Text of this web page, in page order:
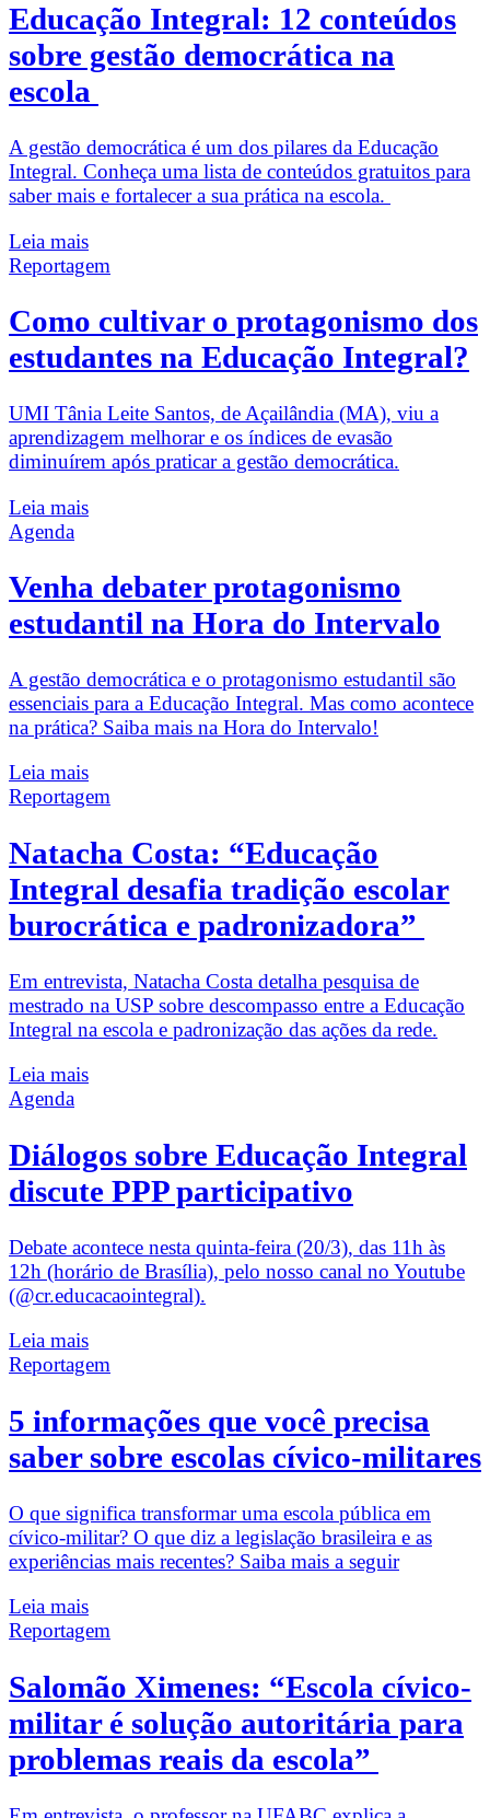
Educação Integral: 12 conteúdos
sobre gestão democrática na
escola
A gestão democrática é um dos pilares da Educação
Integral. Conheça uma lista de conteúdos gratuitos para
saber mais e fortalecer a sua prática na escola.
Leia mais
Reportagem
Como cultivar o protagonismo dos
estudantes na Educação Integral?
UMI Tânia Leite Santos, de Açailândia (MA), viu a
aprendizagem melhorar e os índices de evasão
diminuírem após praticar a gestão democrática.
Leia mais
Agenda
Venha debater protagonismo
estudantil na Hora do Intervalo
A gestão democrática e o protagonismo estudantil são
essenciais para a Educação Integral. Mas como acontece
na prática? Saiba mais na Hora do Intervalo!
Leia mais
Reportagem
Natacha Costa: “Educação
Integral desafia tradição escolar
burocrática e padronizadora”
Em entrevista, Natacha Costa detalha pesquisa de
mestrado na USP sobre descompasso entre a Educação
Integral na escola e padronização das ações da rede.
Leia mais
Agenda
Diálogos sobre Educação Integral
discute PPP participativo
Debate acontece nesta quinta-feira (20/3), das 11h às
12h (horário de Brasília), pelo nosso canal no Youtube
(@cr.educacaointegral).
Leia mais
Reportagem
5 informações que você precisa
saber sobre escolas cívico-militares
O que significa transformar uma escola pública em
cívico-militar? O que diz a legislação brasileira e as
experiências mais recentes? Saiba mais a seguir
Leia mais
Reportagem
Salomão Ximenes: “Escola cívico-
militar é solução autoritária para
problemas reais da escola”